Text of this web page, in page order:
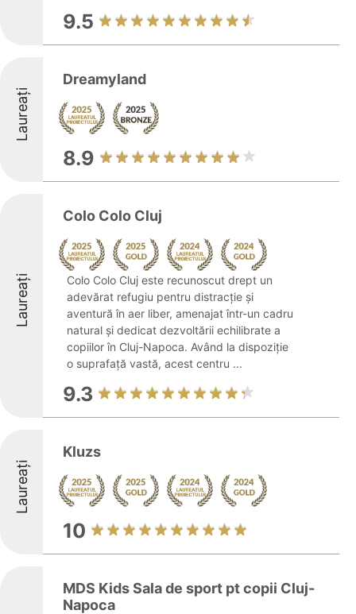
9.5
Laureați
Dreamyland
8.9
Laureați
Colo Colo Cluj
Colo Colo Cluj este recunoscut drept un
adevărat refugiu pentru distracție și
aventură în aer liber, amenajat într-un cadru
natural și dedicat dezvoltării echilibrate a
copiilor în Cluj-Napoca. Având la dispoziție
o suprafață vastă, acest centru ...
9.3
Laureați
Kluzs
10
MDS Kids Sala de sport pt copii Cluj-
Napoca